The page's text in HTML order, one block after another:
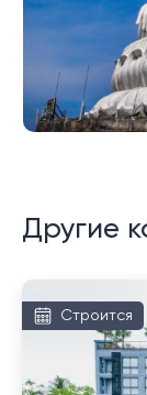
Перевести с
Это очень
на Пхукете,
Он славится
великолепных
И Най Харн, и
бассейном и
ценовых
сравнению с
западном
Другие
Строится